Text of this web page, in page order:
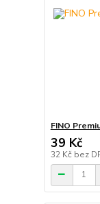
FINO
39 Kč
32 Kč bez